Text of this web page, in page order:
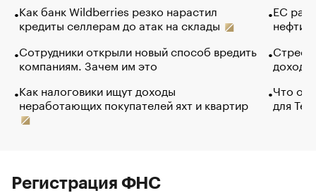
Как банк Wildberries резко нарастил
кредиты селлерам до атак на склады
Сотрудники открыли новый способ вредить
компаниям. Зачем им это
Как налоговики ищут доходы
неработающих покупателей яхт и квартир
ЕС
нефти
Что
для
Регистрация ФНС